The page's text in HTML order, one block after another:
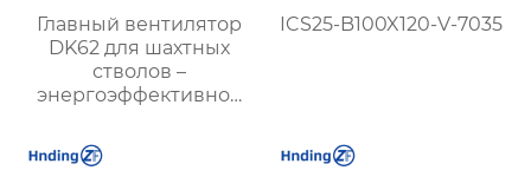
Главный вентилятор
DK62 для шахтных
стволов –
энергоэффективное
вентиляции шахт
ICS25-B100X120-V-7035